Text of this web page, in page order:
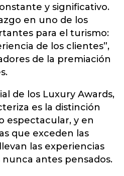
y significativo.
en uno de los
para el turismo:
de los clientes”,
de la premiación
de los Luxury Awards,
es la distinción
espectacular, y en
que exceden las
las experiencias
antes pensados.